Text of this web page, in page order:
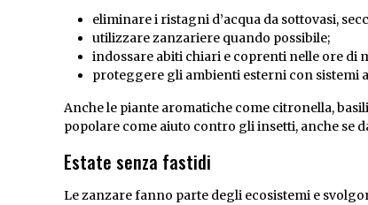
eliminare i ristagni d’acqua da sottovasi,
utilizzare zanzariere quando possibile;
indossare abiti chiari e coprenti nelle ore di
proteggere gli ambienti esterni con sistemi
Anche le piante aromatiche come citronella,
popolare come aiuto contro gli insetti, anche se
Estate senza fastidi
Le zanzare fanno parte degli ecosistemi e